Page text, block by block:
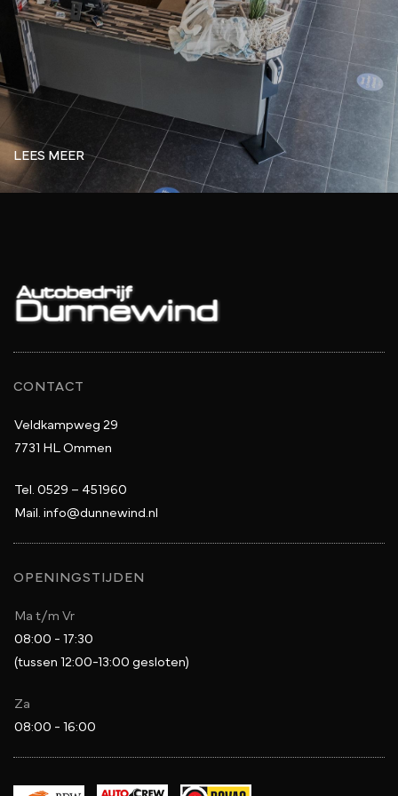
LEES MEER
CONTACT
Veldkampweg 29
7731 HL Ommen
Tel. 0529 – 451960
Mail. info@dunnewind.nl
OPENINGSTIJDEN
Ma t/m Vr
08:00 - 17:30
(tussen 12:00-13:00 gesloten)
Za
08:00 - 16:00